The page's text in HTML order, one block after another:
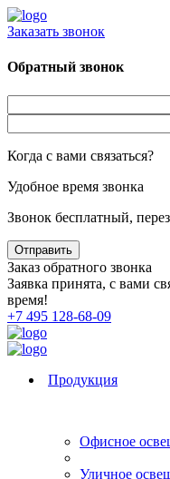
Заказать звонок
Обратный звонок
Когда с вами связаться?
Удобное время звонка
Звонок бесплатный,
Заказ обратного звонка
Заявка принята, с вами
время!
+7 495 128-68-09
Продукция
Офисное
Уличное